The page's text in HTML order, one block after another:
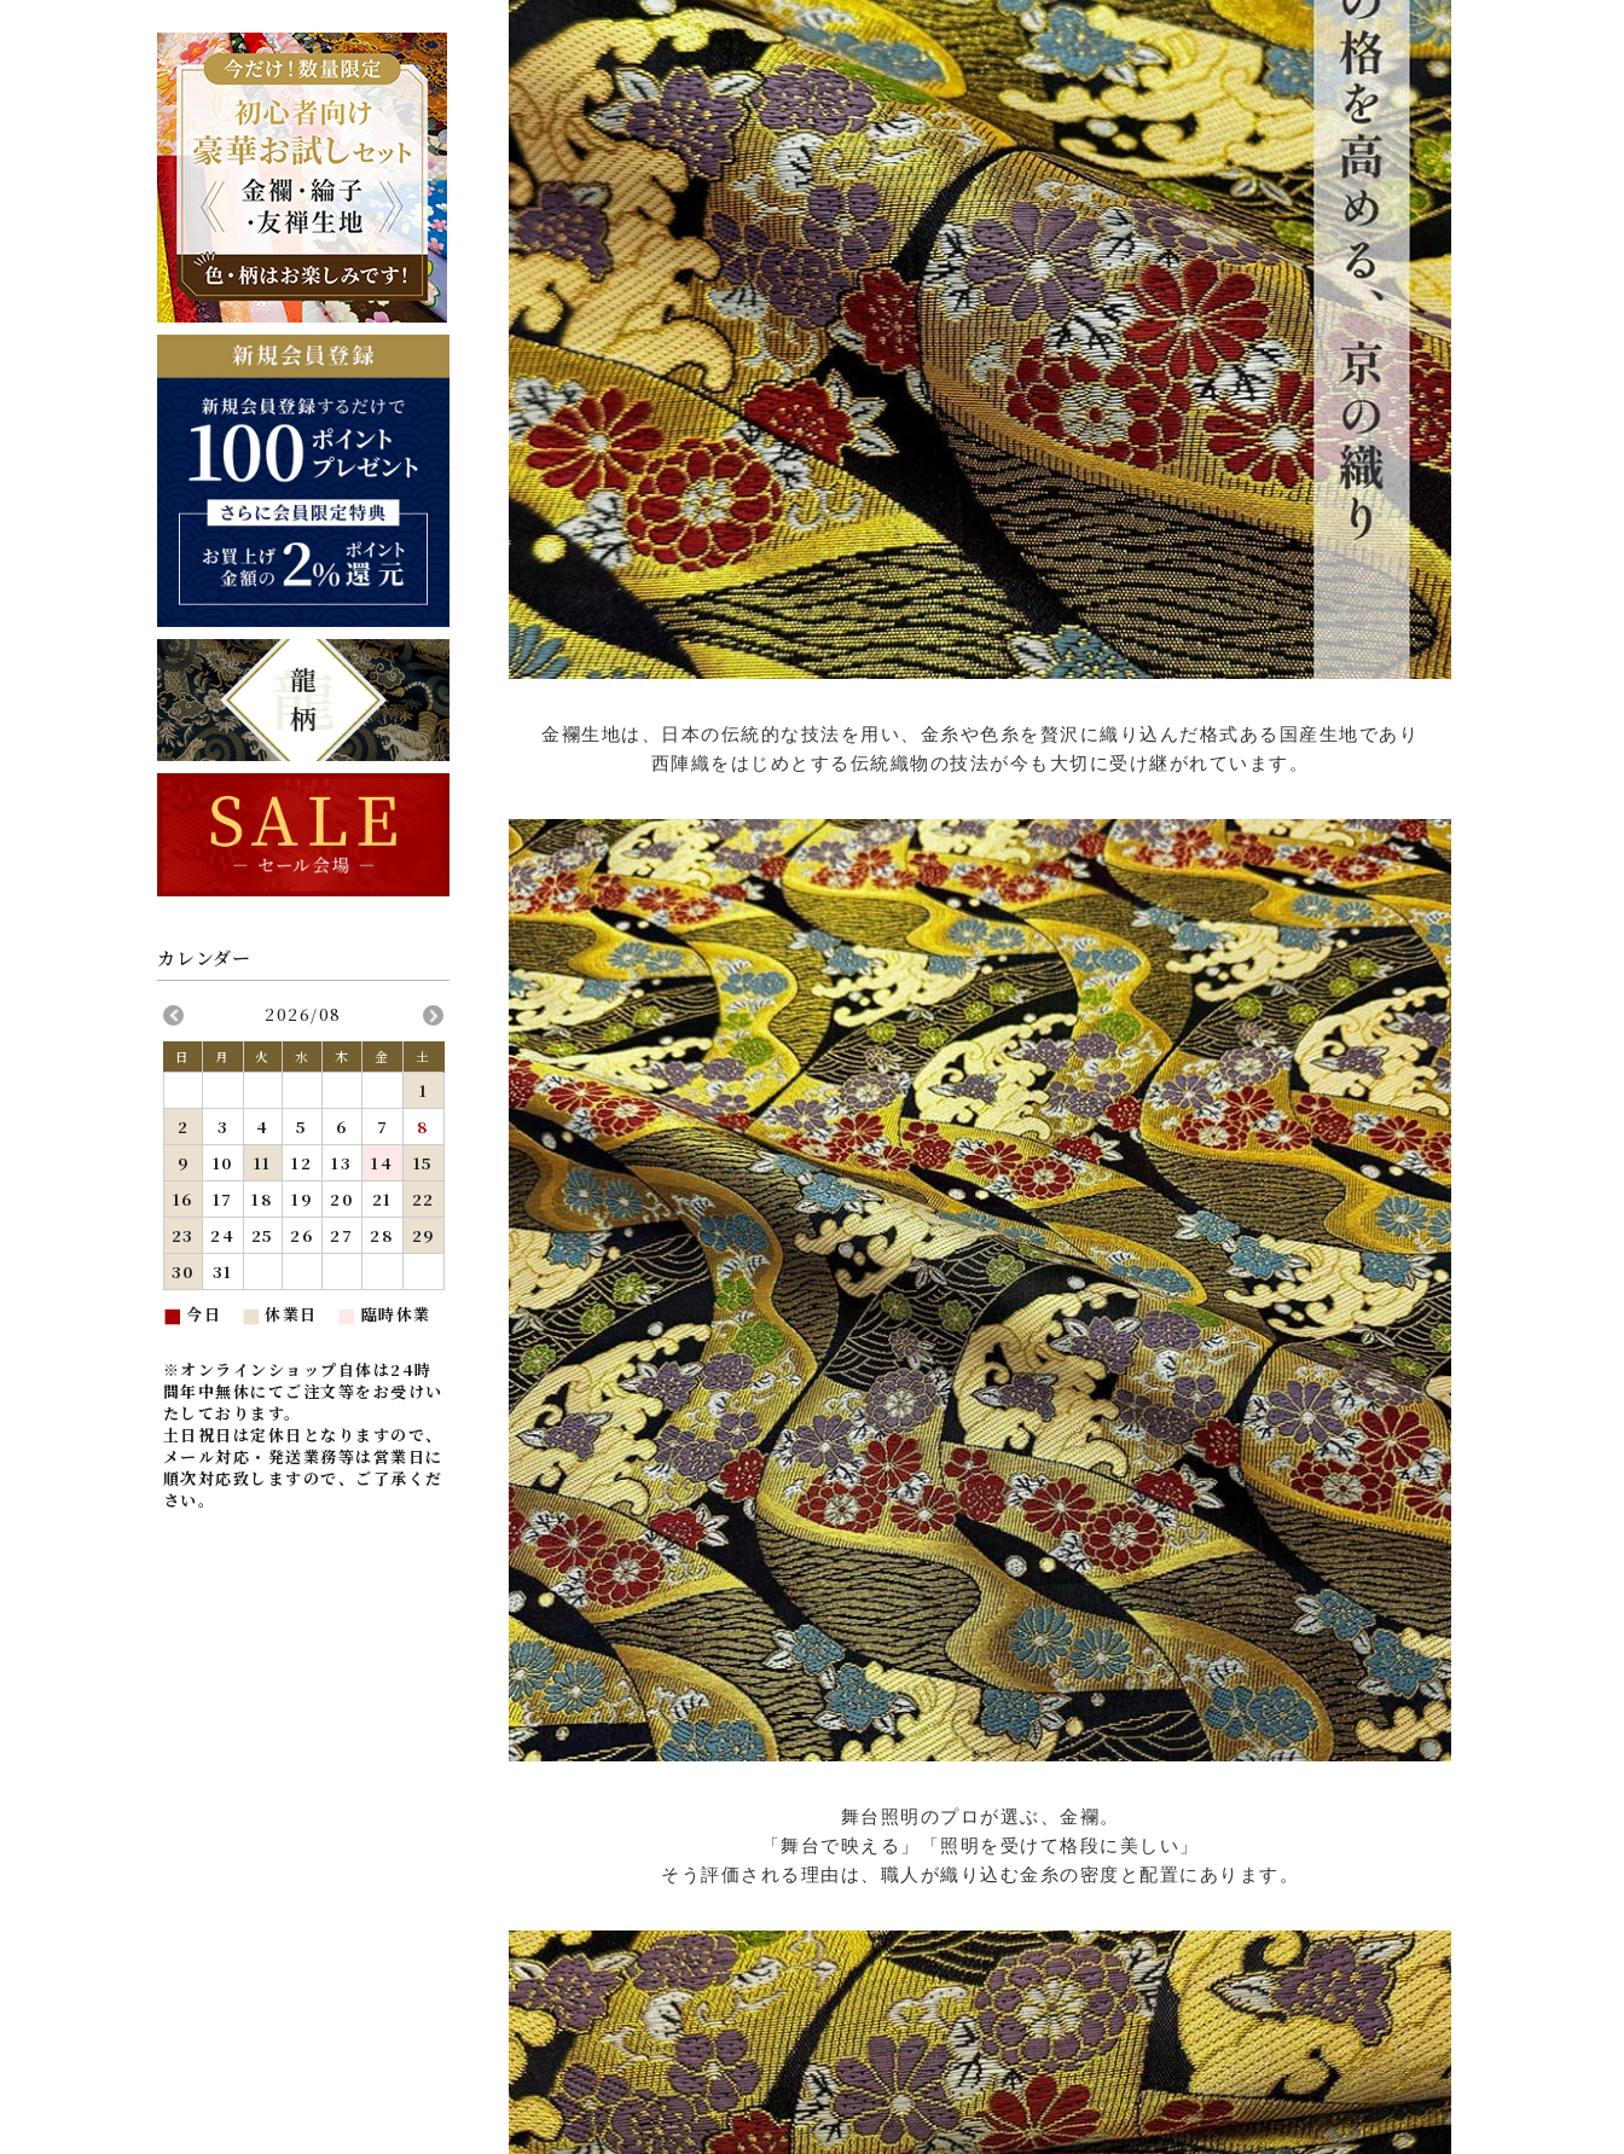
金襴生地は、日本の伝統的な技法を用い、金糸や色糸を贅沢に織り込んだ格式ある国産生地であり
西陣織をはじめとする伝統織物の技法が今も大切に受け継がれています。
舞台照明のプロが選ぶ、金襴。
「舞台で映える」「照明を受けて格段に美しい」
そう評価される理由は、職人が織り込む金糸の密度と配置にあります。
2026/08
日 月 火 水 木 金 土
1
2
3 4 5 6 7
8
9
10 11 12 13 14
15
16
17 18 19 20 21
22
23
24 25 26 27 28
29
30
31
■ 今日 ■ 休業日 ■ 臨時休業
※オンラインショップ自体は24時
間年中無休にてご注文等をお受けい
たしております。
土日祝日は定休日となりますので、
メール対応・発送業務等は営業日に
順次対応致しますので、ご了承くだ
さい。